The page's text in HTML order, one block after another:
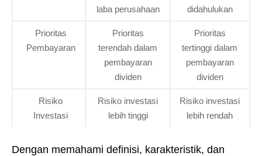
laba perusahaan
didahulukan
Prioritas
Pembayaran
Prioritas
terendah dalam
pembayaran
dividen
Prioritas
tertinggi dalam
pembayaran
dividen
Risiko
Investasi
Risiko investasi
lebih tinggi
Risiko investasi
lebih rendah
Dengan memahami definisi, karakteristik, dan